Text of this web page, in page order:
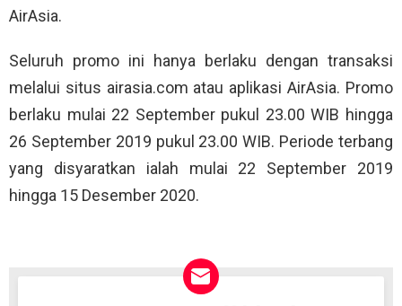
AirAsia.
Seluruh promo ini hanya berlaku dengan transaksi
melalui situs airasia.com atau aplikasi AirAsia. Promo
berlaku mulai 22 September pukul 23.00 WIB hingga
26 September 2019 pukul 23.00 WIB. Periode terbang
yang disyaratkan ialah mulai 22 September 2019
hingga 15 Desember 2020.